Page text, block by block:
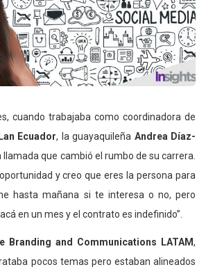
cuando trabajaba como coordinadora de
Lan Ecuador, la guayaquileña Andrea Díaz-
llamada que cambió el rumbo de su carrera.
y creo que eres la persona para
hasta mañana si te interesa o no, pero
en un mes y el contrato es indefinido”.
Branding and Communications LATAM,
pocos temas pero estaban alineados